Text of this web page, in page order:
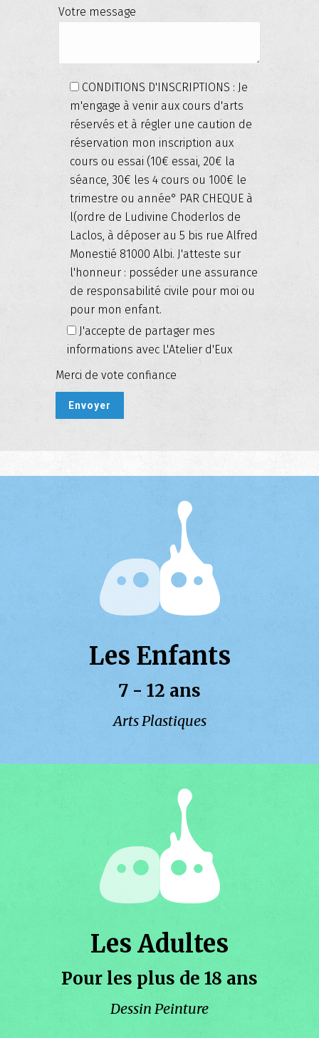
Votre message
CONDITIONS D'INSCRIPTIONS : Je
m'engage à venir aux cours d'arts
réservés et à régler une caution de
réservation mon inscription aux
cours ou essai (10€ essai, 20€ la
séance, 30€ les 4 cours ou 100€ le
trimestre ou année° PAR CHEQUE à
l(ordre de Ludivine Choderlos de
Laclos, à déposer au 5 bis rue Alfred
Monestié 81000 Albi. J'atteste sur
l'honneur : posséder une assurance
de responsabilité civile pour moi ou
pour mon enfant.
J'accepte de partager mes
informations avec L'Atelier d'Eux
Merci de vote confiance
Les Enfants
7 - 12 ans
Arts Plastiques
Les Adultes
Pour les plus de 18 ans
Dessin Peinture